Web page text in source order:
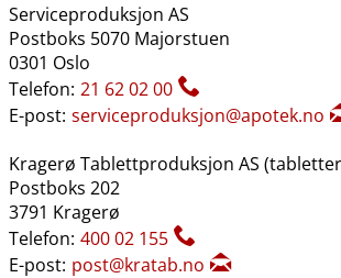
Serviceproduksjon AS
Postboks 5070 Majorstuen
0301 Oslo
Telefon: 21 62 02 00
E-post: serviceproduksjon@apotek.no
Kragerø Tablettproduksjon AS
Postboks 202
3791 Kragerø
Telefon: 400 02 155
E-post: post@kratab.no